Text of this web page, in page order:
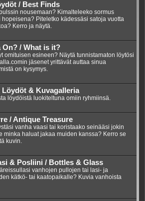
/ Best Finds
nousemaan? Kimalteleeko sormus
hopeisena? Piteletko kädessäsi satoja vuotta
Kerro ja näytä.
On? / What is it?
omituisen esineen? Näytä tunnistamaton löytösi
jäsenet yrittävät auttaa sinua
on kysymys.
Löydöt & Kuvagalleria
löydöistä luokiteltuna omiin ryhmiinsä.
/ Antique Treasure
vanha vaasi tai koristaako seinääsi jokin
minka haluat jakaa muiden kanssa? Kerro se
kuvin.
& Posliini / Bottles & Glass
vanhojen pullojen tai lasi- ja
kätkö- tai kaatopaikalle? Kuvia vanhoista